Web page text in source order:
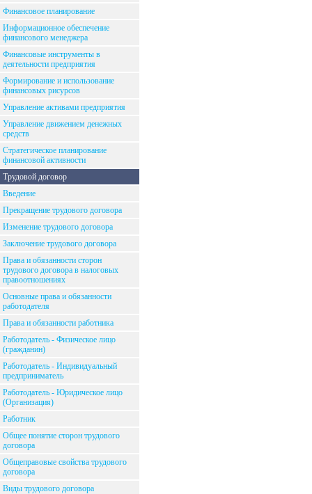
Финансовое планирование
Информационное обеспечение
финансового менеджера
Финансовые инструменты в
деятельности предприятия
Формирование и использование
финансовых рисурсов
Управление активами предприятия
Управление движением денежных
средств
Стратегическое планирование
финансовой активности
Трудовой договор
Введение
Прекращение трудового договора
Изменение трудового договора
Заключение трудового договора
Права и обязанности сторон
трудового договора в налоговых
правоотношениях
Основные права и обязанности
работодателя
Права и обязанности работника
Работодатель - Физическое лицо
(гражданин)
Работодатель - Индивидуальный
предприниматель
Работодатель - Юридическое лицо
(Организация)
Работник
Общее понятие сторон трудового
договора
Общеправовые свойства трудового
договора
Виды трудового договора